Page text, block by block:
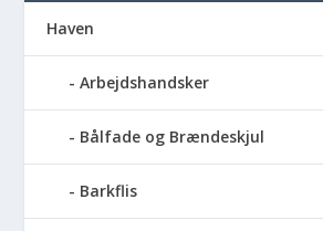
Haven
Arbejdshandsker
Bålfade og Brændeskjul
Barkflis